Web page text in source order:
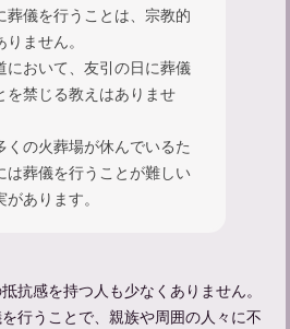
ついて解説
安置場所選び、その重要性とは
仕方：関係性別の例文も紹介
葬儀を行うことは、宗教的
ません。
において、友引の日に葬儀
を禁じる教えはありませ
くの火葬場が休んでいるた
は葬儀を行うことが難しい
あります。
抗感を持つ人も少なくありません。
行うことで、親族や周囲の人々に不